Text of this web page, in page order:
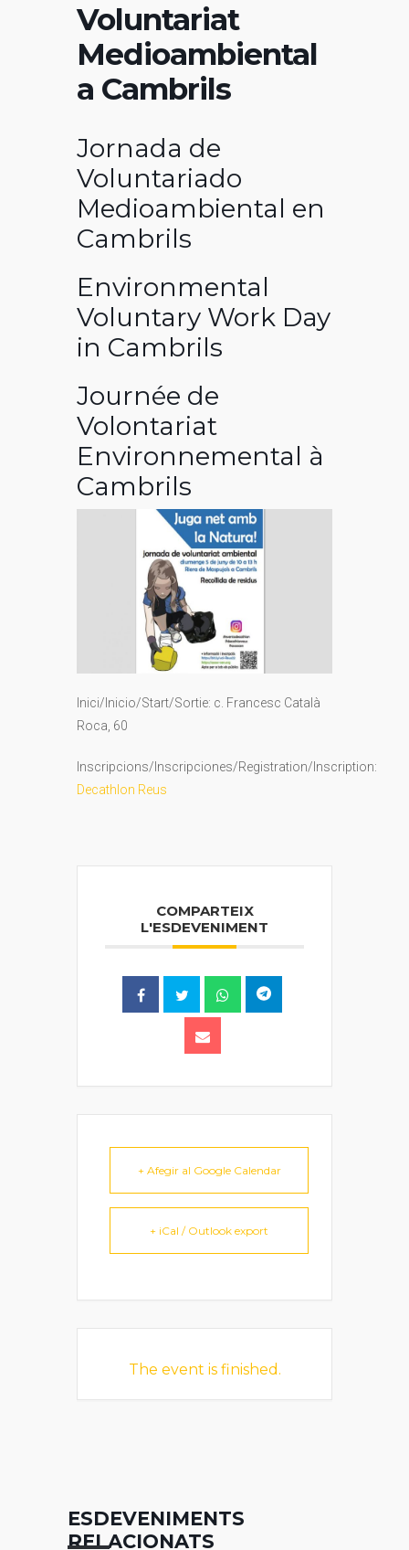
Voluntariat
Medioambiental
a Cambrils
Jornada de
Voluntariado
Medioambiental en
Cambrils
Environmental
Voluntary Work Day
in Cambrils
Journée de
Volontariat
Environnemental à
Cambrils
Inici/Inicio/Start/Sortie: c. Francesc Català
Roca, 60
Inscripcions/Inscripciones/Registration/Inscription:
Decathlon Reus
COMPARTEIX
L'ESDEVENIMENT
+ Afegir al Google Calendar
+ iCal / Outlook export
The event is finished.
ESDEVENIMENTS
RELACIONATS